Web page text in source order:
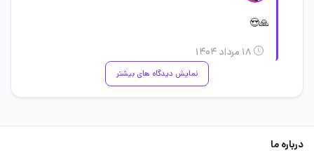
🙏😍
۱۸ مرداد ۱۴۰۴
نمایش دیدگاه های بیشتر
درباره ما